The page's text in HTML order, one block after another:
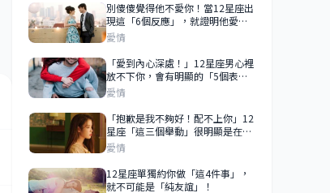
別傻傻覺得他不愛你！當12星座出
現這「6個反應」，就證明他愛你
愛到深處！
愛情
「愛到內心深處！」12星座男心裡
放不下你，會有明顯的「5個表
現」！
愛情
「抱歉是我不夠好！配不上你」12
星座「這三個舉動」很明顯是在拒
絕你？
愛情
12星座單獨約你做「這4件事」，
就不可能是「純友誼」！